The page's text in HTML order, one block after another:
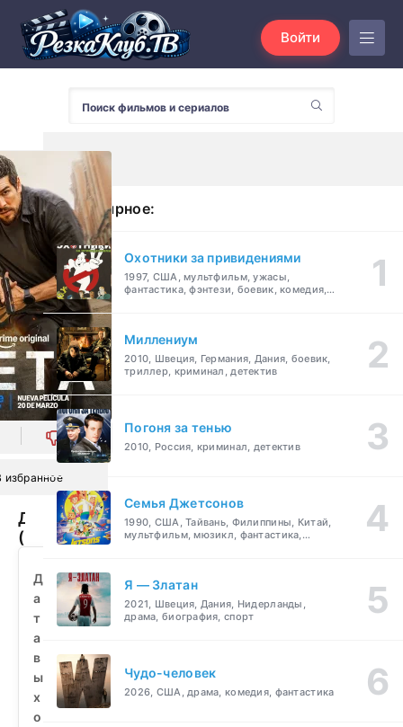
Войти
0
избранное
Дзета
(2026)
бесплатно
Д
а
т
а
в
ы
х
о
Популярное:
Охотники за привидениями
1997, США, мультфильм, ужасы,
фантастика, фэнтези, боевик, комедия,
Миллениум
2010, Швеция, Германия, Дания, боевик,
триллер, криминал, детектив
Погоня за тенью
2010, Россия, криминал, детектив
Семья Джетсонов
1990, США, Тайвань, Филиппины, Китай,
мультфильм, мюзикл, фантастика,
Я — Златан
2021, Швеция, Дания, Нидерланды,
драма, биография, спорт
Чудо-человек
2026, США, драма, комедия, фантастика